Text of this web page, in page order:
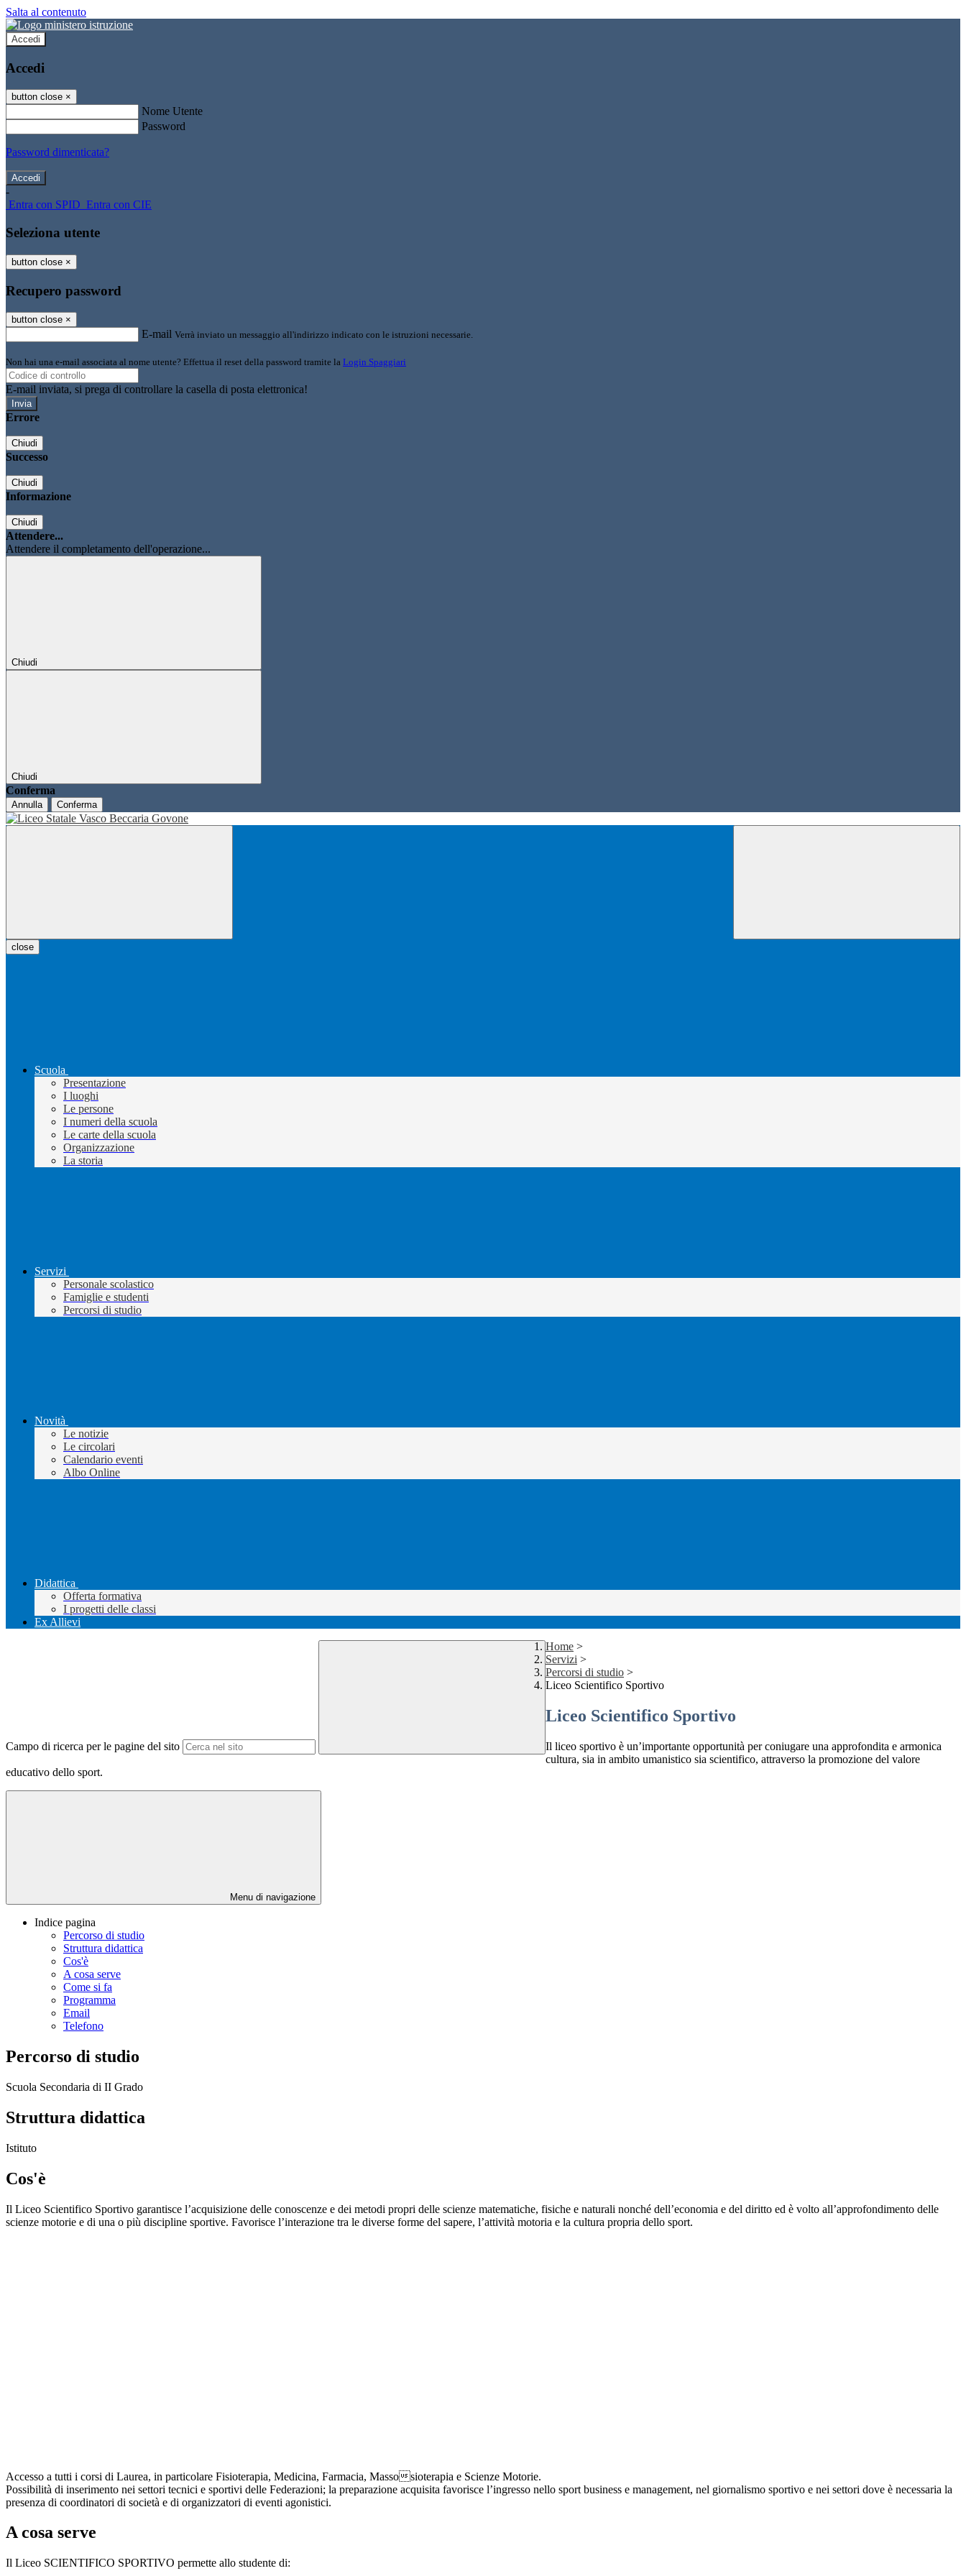
Salta al contenuto
Accedi
Accedi
button close ×
Nome Utente
Password
Password dimenticata?
-
Entra con SPID Entra con CIE
Seleziona utente
button close ×
Recupero password
button close ×
E-mail Verrà inviato un messaggio all'indirizzo indicato con le istruzioni necessarie.
Non hai una e-mail associata al nome utente? Effettua il reset della password tramite la Login Spaggiari
E-mail inviata, si prega di controllare la casella di posta elettronica!
Errore
Chiudi
Successo
Chiudi
Informazione
Chiudi
Attendere...
Attendere il completamento dell'operazione...
Chiudi
Chiudi
Conferma
Annulla Conferma
close
Scuola
Presentazione
I luoghi
Le persone
I numeri della scuola
Le carte della scuola
Organizzazione
La storia
Servizi
Personale scolastico
Famiglie e studenti
Percorsi di studio
Novità
Le notizie
Le circolari
Calendario eventi
Albo Online
Didattica
Offerta formativa
I progetti delle classi
Ex Allievi
Campo di ricerca per le pagine del sito
Home >
Servizi >
Percorsi di studio >
Liceo Scientifico Sportivo
Liceo Scientifico Sportivo
Il liceo sportivo è un’importante opportunità per coniugare una approfondita e armonica
cultura, sia in ambito umanistico sia scientifico, attraverso la promozione del valore
educativo dello sport.
Menu di navigazione
Indice pagina
Percorso di studio
Struttura didattica
Cos'è
A cosa serve
Come si fa
Programma
Email
Telefono
Percorso di studio
Scuola Secondaria di II Grado
Struttura didattica
Istituto
Cos'è
Il Liceo Scientifico Sportivo garantisce l’acquisizione delle conoscenze e dei metodi propri delle scienze matematiche, fisiche e naturali nonché dell’economia e del diritto ed è volto all’approfondimento delle
scienze motorie e di una o più discipline sportive. Favorisce l’interazione tra le diverse forme del sapere, l’attività motoria e la cultura propria dello sport.
Accesso a tutti i corsi di Laurea, in particolare Fisioterapia, Medicina, Farmacia, Massosioterapia e Scienze Motorie.
Possibilità di inserimento nei settori tecnici e sportivi delle Federazioni; la preparazione acquisita favorisce l’ingresso nello sport business e management, nel giornalismo sportivo e nei settori dove è necessaria la
presenza di coordinatori di società e di organizzatori di eventi agonistici.
A cosa serve
Il Liceo SCIENTIFICO SPORTIVO permette allo studente di: